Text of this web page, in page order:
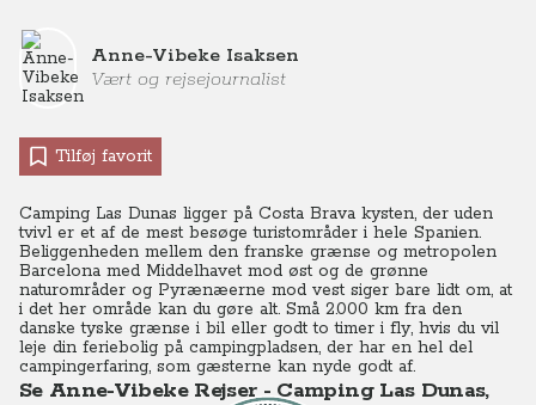
Anne-Vibeke Isaksen
Vært og rejsejournalist
Tilføj favorit
Camping Las Dunas ligger på Costa Brava kysten, der uden
tvivl er et af de mest besøge turistområder i hele Spanien.
Beliggenheden mellem den franske grænse og metropolen
Barcelona med Middelhavet mod øst og de grønne
naturområder og Pyrænæerne mod vest siger bare lidt om, at
i det her område kan du gøre alt. Små 2.000 km fra den
danske tyske grænse i bil eller godt to timer i fly, hvis du vil
leje din feriebolig på campingpladsen, der har en hel del
campingerfaring, som gæsterne kan nyde godt af.
Se Anne-Vibeke Rejser - Camping Las Dunas,